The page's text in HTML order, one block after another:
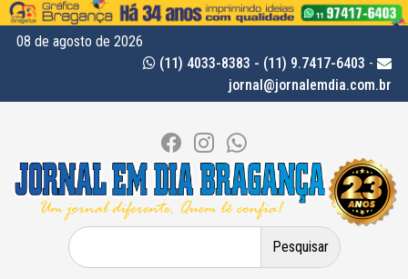
08 de agosto de 2026
(11) 4033-8383 - (11) 9.7417-6403 -
jornal@jornalemdia.com.br
Pesquisar
por: